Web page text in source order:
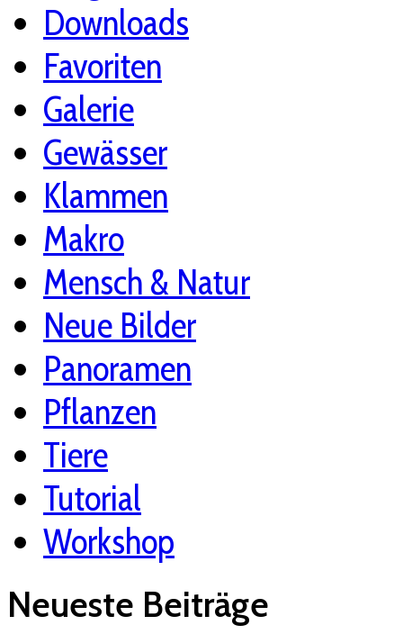
Downloads
Favoriten
Galerie
Gewässer
Klammen
Makro
Mensch & Natur
Neue Bilder
Panoramen
Pflanzen
Tiere
Tutorial
Workshop
Neueste Beiträge